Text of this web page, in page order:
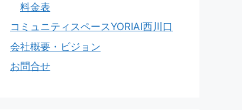
料金表
コミュニティスペースYORIAI西川口
会社概要・ビジョン
お問合せ